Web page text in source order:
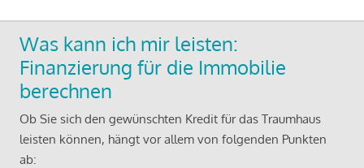
Was kann ich mir leisten:
Finanzierung für die Immobilie
berechnen
Ob Sie sich den gewünschten Kredit für das Traumhaus
leisten können, hängt vor allem von folgenden Punkten
ab: